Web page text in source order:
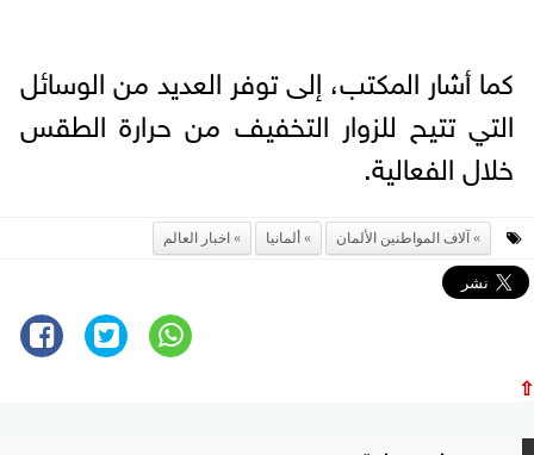
كما أشار المكتب، إلى توفر العديد من الوسائل
التي تتيح للزوار التخفيف من حرارة الطقس
خلال الفعالية.
آلاف المواطنين الألمان ألمانيا اخبار العالم
⇧